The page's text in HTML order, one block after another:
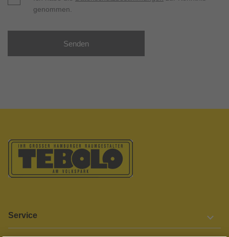
genommen.
Senden
Service